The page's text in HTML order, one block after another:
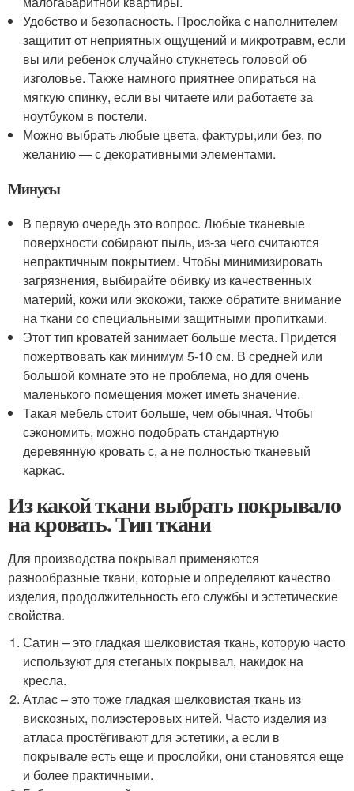
Удобство и безопасность. Прослойка с наполнителем
защитит от неприятных ощущений и микротравм, если
вы или ребенок случайно стукнетесь головой об
изголовье. Также намного приятнее опираться на
мягкую спинку, если вы читаете или работаете за
ноутбуком в постели.
Можно выбрать любые цвета, фактуры,или без, по
желанию — с декоративными элементами.
Минусы
В первую очередь это вопрос. Любые тканевые
поверхности собирают пыль, из-за чего считаются
непрактичным покрытием. Чтобы минимизировать
загрязнения, выбирайте обивку из качественных
материй, кожи или экокожи, также обратите внимание
на ткани со специальными защитными пропитками.
Этот тип кроватей занимает больше места. Придется
пожертвовать как минимум 5-10 см. В средней или
большой комнате это не проблема, но для очень
маленького помещения может иметь значение.
Такая мебель стоит больше, чем обычная. Чтобы
сэкономить, можно подобрать стандартную
деревянную кровать с, а не полностью тканевый
каркас.
Из какой ткани выбрать покрывало
на кровать. Тип ткани
Для производства покрывал применяются
разнообразные ткани, которые и определяют качество
изделия, продолжительность его службы и эстетические
свойства.
Сатин – это гладкая шелковистая ткань, которую часто
используют для стеганых покрывал, накидок на
кресла.
Атлас – это тоже гладкая шелковистая ткань из
вискозных, полиэстеровых нитей. Часто изделия из
атласа простёгивают для эстетики, а если в
покрывале есть еще и прослойки, они становятся еще
и более практичными.